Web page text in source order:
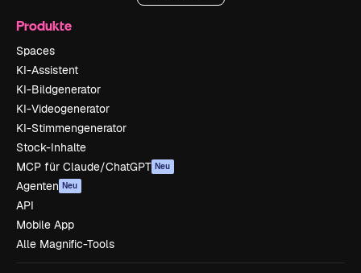
Produkte
Spaces
KI-Assistent
KI-Bildgenerator
KI-Videogenerator
KI-Stimmengenerator
Stock-Inhalte
MCP für Claude/ChatGPT Neu
Agenten Neu
API
Mobile App
Alle Magnific-Tools